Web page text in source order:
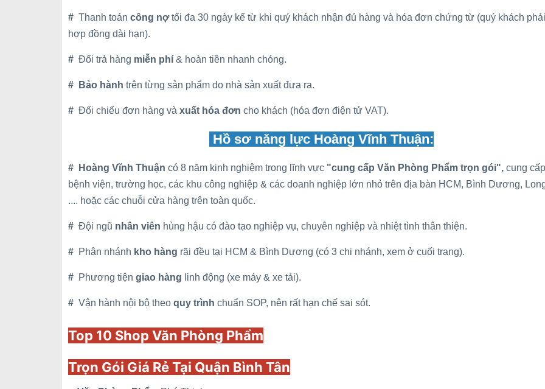
# Thanh toán công nợtối đa 30 ngày kể từ khi quý khách nhận đủ hàng và hóa đơn chứng từ (quý khách
hợp đồng dài hạn).
# Đổi trả hàng miễn phí & hoàn tiền nhanh chóng.
# Bảo hành trên từng sản phẩm do nhà sản xuất đưa ra.
# Đối chiếu đơn hàng và xuất hóa đơn cho khách (hóa đơn điện tử VAT).
Hồ sơ năng lực Hoàng Vĩnh Thuận:
# Hoàng Vĩnh Thuận có 8 năm kinh nghiệm trong lĩnh vực "cung cấp Văn Phòng Phẩm trọn gói", cung
bệnh viện, trường học, các khu công nghiệp & các doanh nghiệp lớn nhỏ trên địa bàn HCM, Bình Dương,
.... hoặc các chuỗi cửa hàng trên toàn quốc.
# Đội ngũ nhân viên hùng hậu có đào tạo nghiệp vụ, chuyên nghiệp và nhiệt tình thân thiện.
# Phân nhánh kho hàng rãi đều tại HCM & Bình Dương (có 3 chi nhánh, xem ở cuối trang).
# Phương tiện giao hàng linh động (xe máy & xe tải).
# Vận hành nội bộ theo quy trình chuẩn SOP, nên rất hạn chế sai sót.
Top 10 Shop Văn Phòng Phẩm
Trọn Gói Giá Rẻ Tại Quận Bình Tân